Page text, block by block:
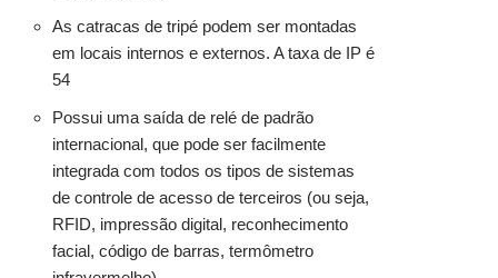
As catracas de tripé podem ser montadas
em locais internos e externos. A taxa de IP é
54
Possui uma saída de relé de padrão
internacional, que pode ser facilmente
integrada com todos os tipos de sistemas
de controle de acesso de terceiros (ou seja,
RFID, impressão digital, reconhecimento
facial, código de barras, termômetro